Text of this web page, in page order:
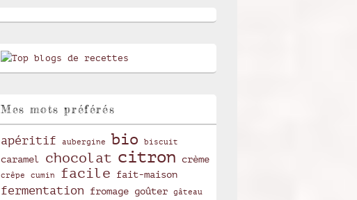
Mes mots préférés
apéritif aubergine bio biscuit
caramel chocolat citron crème
crêpe cumin facile fait-maison
fermentation fromage goûter gâteau